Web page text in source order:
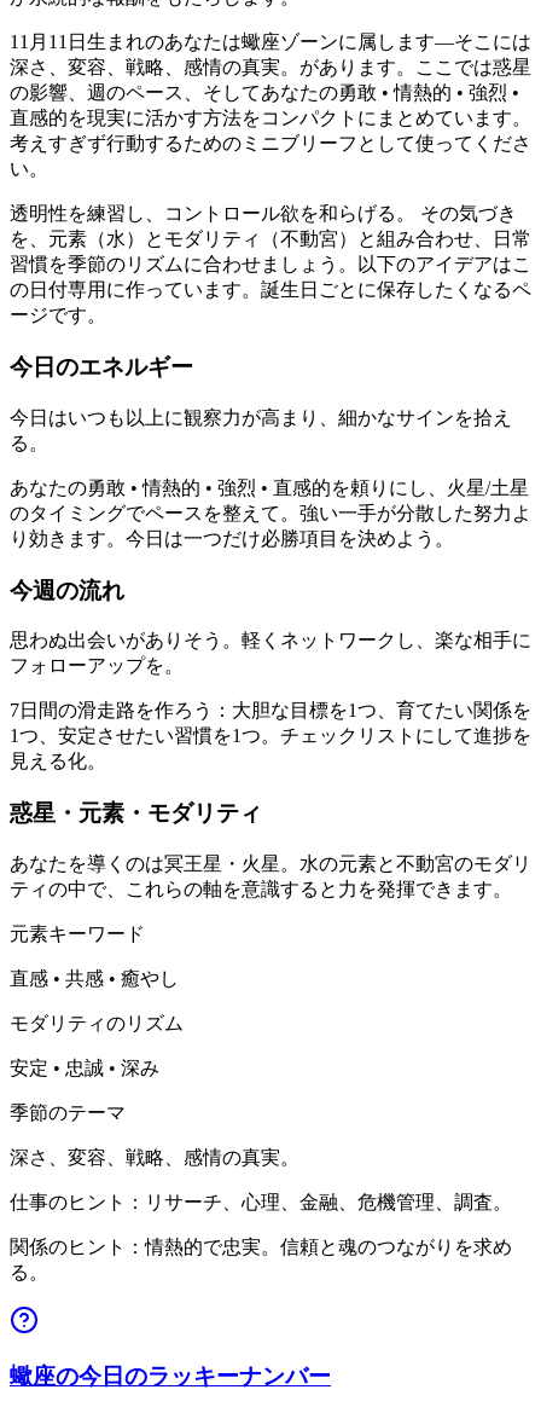
11月11日生まれのあなたは蠍座ゾーンに属します—そこには
深さ、変容、戦略、感情の真実。があります。ここでは惑星
の影響、週のペース、そしてあなたの勇敢 • 情熱的 • 強烈 •
直感的を現実に活かす方法をコンパクトにまとめています。
考えすぎず行動するためのミニブリーフとして使ってくださ
い。
透明性を練習し、コントロール欲を和らげる。 その気づき
を、元素（水）とモダリティ（不動宮）と組み合わせ、日常
習慣を季節のリズムに合わせましょう。以下のアイデアはこ
の日付専用に作っています。誕生日ごとに保存したくなるペ
ージです。
今日のエネルギー
今日はいつも以上に観察力が高まり、細かなサインを拾え
る。
あなたの勇敢 • 情熱的 • 強烈 • 直感的を頼りにし、火星/土星
のタイミングでペースを整えて。強い一手が分散した努力よ
り効きます。今日は一つだけ必勝項目を決めよう。
今週の流れ
思わぬ出会いがありそう。軽くネットワークし、楽な相手に
フォローアップを。
7日間の滑走路を作ろう：大胆な目標を1つ、育てたい関係を
1つ、安定させたい習慣を1つ。チェックリストにして進捗を
見える化。
惑星・元素・モダリティ
あなたを導くのは冥王星・火星。水の元素と不動宮のモダリ
ティの中で、これらの軸を意識すると力を発揮できます。
元素キーワード
直感 • 共感 • 癒やし
モダリティのリズム
安定 • 忠誠 • 深み
季節のテーマ
深さ、変容、戦略、感情の真実。
仕事のヒント：リサーチ、心理、金融、危機管理、調査。
関係のヒント：情熱的で忠実。信頼と魂のつながりを求め
る。
蠍座の今日のラッキーナンバー